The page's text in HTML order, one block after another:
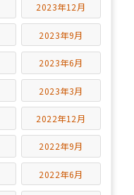
2023年12月
2023年9月
2023年6月
2023年3月
2022年12月
2022年9月
2022年6月